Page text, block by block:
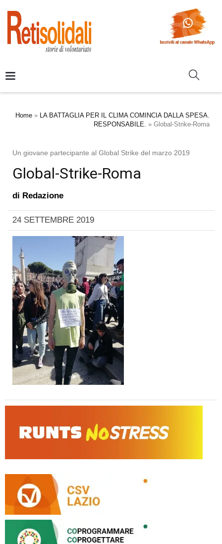
Home » LA BATTAGLIA PER IL CLIMA COMINCIA DALLA SPESA.
RESPONSABILE. » Global-Strike-Roma
Un giovane partecipante al Global Strike del marzo 2019
Global-Strike-Roma
di Redazione
24 SETTEMBRE 2019